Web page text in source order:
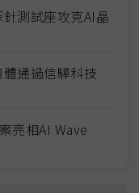
測試座攻克AI晶
通過信驊科技
亮相AI Wave